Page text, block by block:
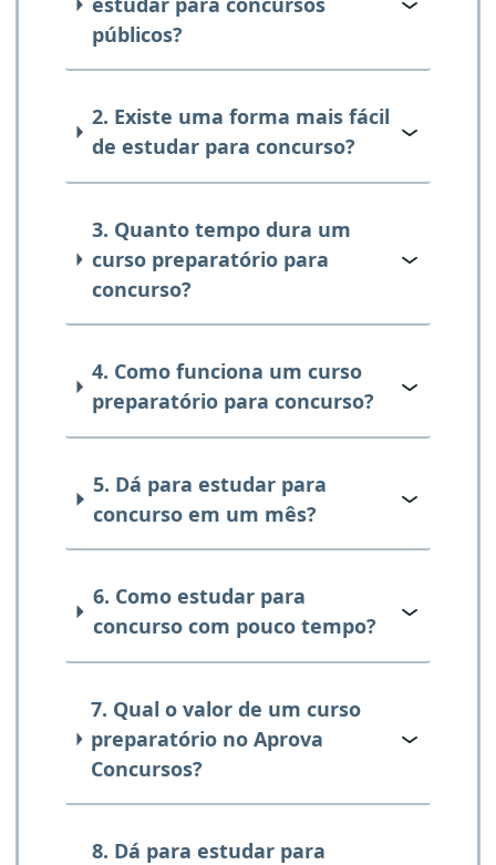
públicos?
2. Existe uma forma mais fácil
de estudar para concurso?
3. Quanto tempo dura um
curso preparatório para
concurso?
4. Como funciona um curso
preparatório para concurso?
5. Dá para estudar para
concurso em um mês?
6. Como estudar para
concurso com pouco tempo?
7. Qual o valor de um curso
preparatório no Aprova
Concursos?
8. Dá para estudar para